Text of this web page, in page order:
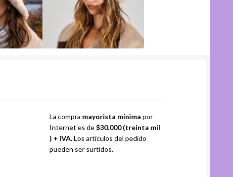
La compra mayorista mínima por
Internet es de$30.000 (treinta mil
) + IVA. Los artículos del pedido
pueden ser surtidos.